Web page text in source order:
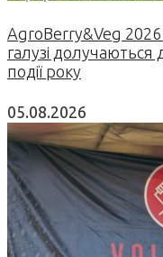
AgroBerry&Veg 2026
галузі долучаються
події року
05.08.2026